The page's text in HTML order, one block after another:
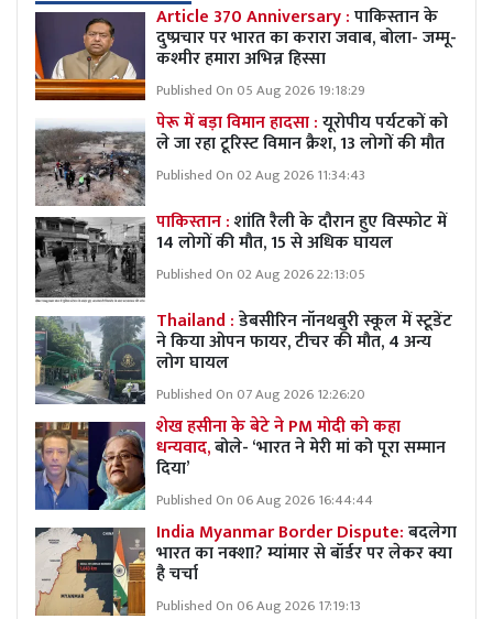
Article 370 Anniversary :पाकिस्तान के
दुष्प्रचार पर भारत का करारा जवाब, बोला- जम्मू-
कश्मीर हमारा अभिन्न हिस्सा
Published On 05 Aug 2026 19:18:29
पेरू में बड़ा विमान हादसा :यूरोपीय पर्यटकों को
ले जा रहा टूरिस्ट विमान क्रैश, 13 लोगों की मौत
Published On 02 Aug 2026 11:34:43
पाकिस्तान :शांति रैली के दौरान हुए विस्फोट में
14 लोगों की मौत, 15 से अधिक घायल
Published On 02 Aug 2026 22:13:05
Thailand :डेबसीरिन नॉनथबुरी स्कूल में स्टूडेंट
ने किया ओपन फायर, टीचर की मौत, 4 अन्य
लोग घायल
Published On 07 Aug 2026 12:26:20
शेख हसीना के बेटे ने PM मोदी को कहा
धन्यवाद,बोले- ‘भारत ने मेरी मां को पूरा सम्मान
दिया’
Published On 06 Aug 2026 16:44:44
India Myanmar Border Dispute:बदलेगा
भारत का नक्शा? म्यांमार से बॉर्डर पर लेकर क्या
है चर्चा
Published On 06 Aug 2026 17:19:13